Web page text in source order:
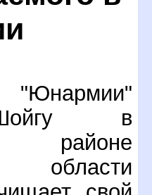
в
районе
области